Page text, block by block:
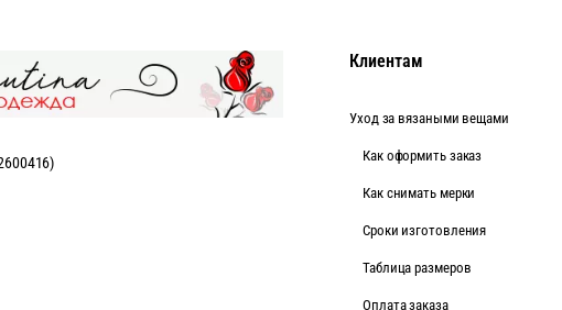
Клиентам
Уход за вязаными вещами
Как оформить заказ
Как снимать мерки
Cроки изготовления
Таблица размеров
Оплата заказа